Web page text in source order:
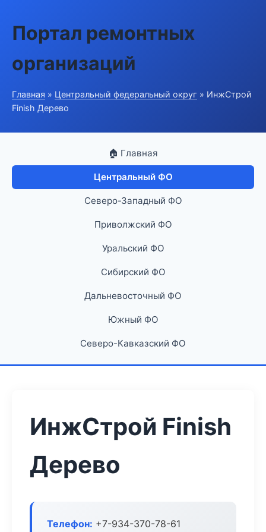
Портал ремонтных
организаций
Главная » Центральный федеральный округ » ИнжСтрой
Finish Дерево
🏠 Главная
Центральный ФО
Северо-Западный ФО
Приволжский ФО
Уральский ФО
Сибирский ФО
Дальневосточный ФО
Южный ФО
Северо-Кавказский ФО
ИнжСтрой Finish
Дерево
Телефон: +7-934-370-78-61